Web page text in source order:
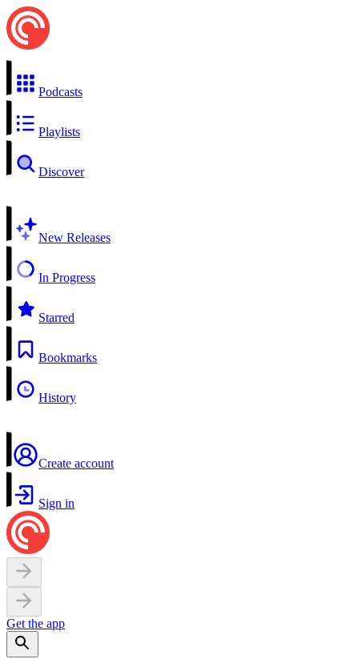
Podcasts
Playlists
Discover
New Releases
In Progress
Starred
Bookmarks
History
Create account
Sign in
Get the app